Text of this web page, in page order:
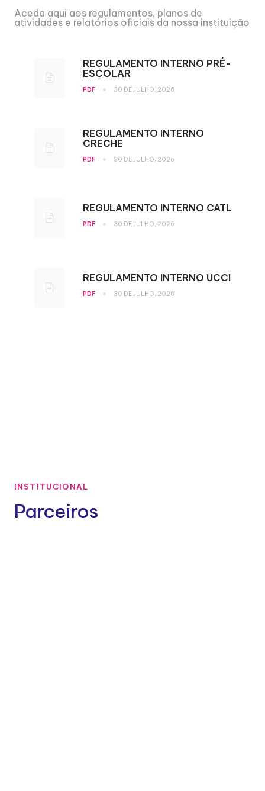
Aceda aqui aos regulamentos, planos de
atividades e relatórios oficiais da nossa instituição
REGULAMENTO INTERNO PRÉ-
ESCOLAR
PDF • 30 DE JULHO, 2026
REGULAMENTO INTERNO
CRECHE
PDF • 30 DE JULHO, 2026
REGULAMENTO INTERNO CATL
PDF • 30 DE JULHO, 2026
REGULAMENTO INTERNO UCCI
PDF • 30 DE JULHO, 2026
INSTITUCIONAL
Parceiros